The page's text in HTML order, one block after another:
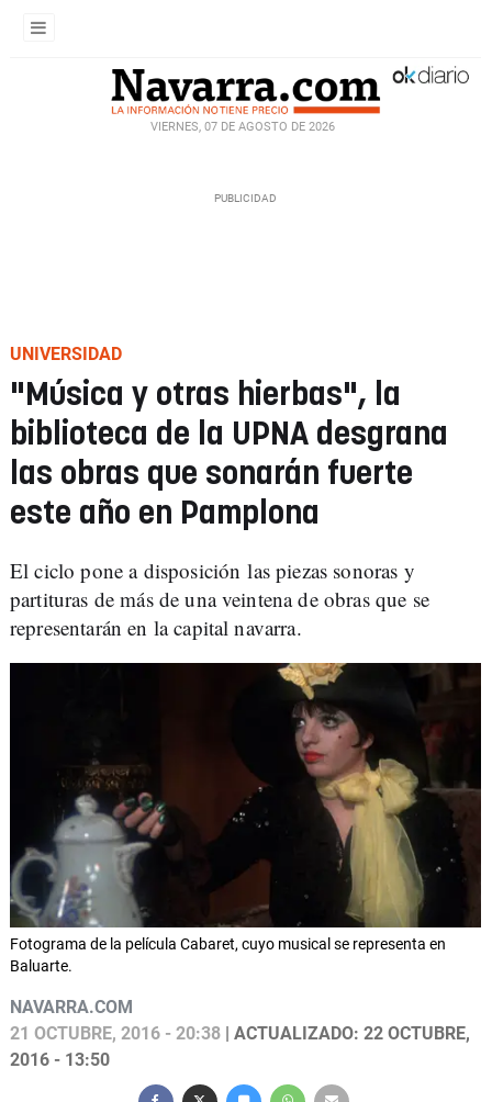
VIERNES, 07 DE AGOSTO DE 2026
UNIVERSIDAD
"Música y otras hierbas", la
biblioteca de la UPNA desgrana
las obras que sonarán fuerte
este año en Pamplona
El ciclo pone a disposición las piezas sonoras y
partituras de más de una veintena de obras que se
representarán en la capital navarra.
Fotograma de la película Cabaret, cuyo musical se representa en
Baluarte.
NAVARRA.COM
21 OCTUBRE, 2016 - 20:38 | ACTUALIZADO: 22 OCTUBRE,
2016 - 13:50